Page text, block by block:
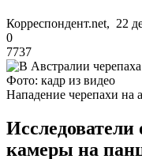
Корреспондент.net, 22
0
7737
Фото: кадр из видео
Нападение черепахи на
Исследователи
камеры на